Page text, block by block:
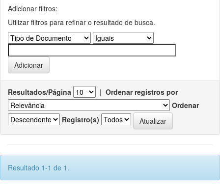
Adicionar filtros:
Utilizar filtros para refinar o resultado de busca.
Resultados/Página | Ordenar registros por
Ordenar
Registro(s)
Resultado 1-1 de 1.